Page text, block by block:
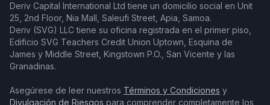
Deriv Capital International Ltd tiene un domicilio social en Unit
25, 2nd Floor, Nia Mall, Saleufi Street, Apia, Samoa.
Deriv (SVG) LLC tiene su oficina registrada en el primer piso,
Edificio SVG Teachers Credit Union Uptown, Esquina de
James y Middle Street, Kingstown P.O., San Vicente y las
Granadinas.
Asegúrese de leer nuestros Términos y Condiciones y
Divulgación de Riesgos para comprender completamente los